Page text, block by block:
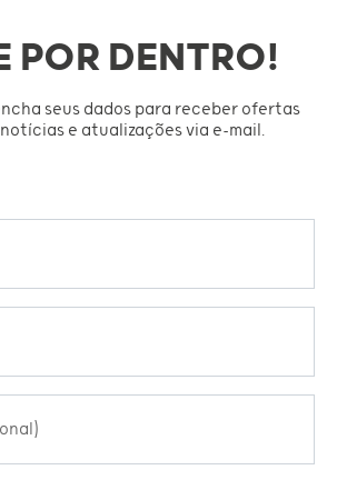
POR DENTRO!
seus dados para receber ofertas
e atualizações via e-mail.